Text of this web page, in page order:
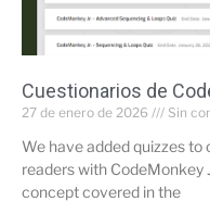
Cuestionarios de
27 de enero de 2026 Sin
We have added quizzes
readers with CodeMonkey
concept covered in the